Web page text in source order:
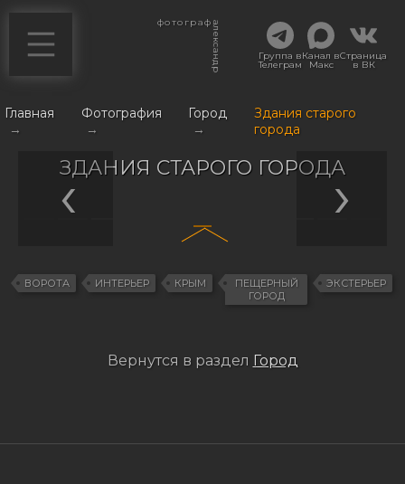
фотографалександр Группа в
Телеграм
Канал в
Макс
Страница
в ВК
Главная
→
Фотография
→
Город
→
Здания старого
города
ЗДАНИЯ СТАРОГО ГОРОДА
ВОРОТА ИНТЕРЬЕР КРЫМ
ПЕЩЕРНЫЙ
ГОРОД
ЭКСТЕРЬЕР
Вернутся в раздел Город